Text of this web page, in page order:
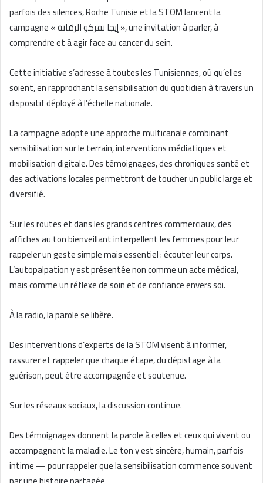
parfois des silences, Roche Tunisie et la STOM lancent la
campagne«إيجا نفركو الرمّانة», une invitation à parler, à
comprendre et à agir face au cancer du sein.
Cette initiative s’adresse à toutes les Tunisiennes, où qu’elles
soient, en rapprochant la sensibilisation du quotidien à travers un
dispositif déployé à l’échelle nationale.
La campagne adopte une approche multicanale combinant
sensibilisation sur le terrain, interventions médiatiques et
mobilisation digitale. Des témoignages, des chroniques santé et
des activations locales permettront de toucher un public large et
diversifié.
Sur les routes et dans les grands centres commerciaux, des
affiches au ton bienveillant interpellent les femmes pour leur
rappeler un geste simple mais essentiel : écouter leur corps.
L’autopalpation y est présentée non comme un acte médical,
mais comme un réflexe de soin et de confiance envers soi.
À la radio, la parole se libère.
Des interventions d’experts de la STOM visent à informer,
rassurer et rappeler que chaque étape, du dépistage à la
guérison, peut être accompagnée et soutenue.
Sur les réseaux sociaux, la discussion continue.
Des témoignages donnent la parole à celles et ceux qui vivent ou
accompagnent la maladie. Le ton y est sincère, humain, parfois
intime — pour rappeler que la sensibilisation commence souvent